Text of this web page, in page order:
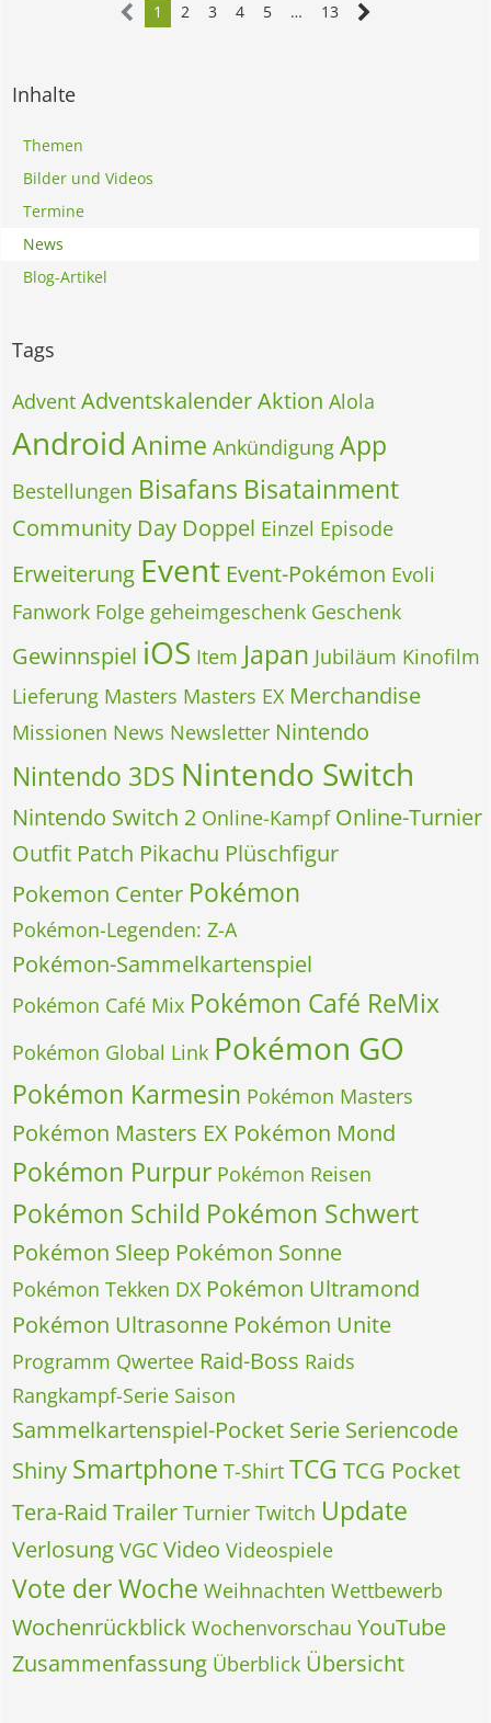
1 2 3 4 5 … 13
Inhalte
Themen
Bilder und Videos
Termine
News
Blog-Artikel
Tags
Advent AdventskalenderAktion Alola
Android Anime Ankündigung App
Bestellungen Bisafans Bisatainment
Community Day Doppel Einzel Episode
Erweiterung Event Event-Pokémon Evoli
Fanwork Folge geheimgeschenk Geschenk
Gewinnspiel iOS Item Japan Jubiläum Kinofilm
Lieferung Masters Masters EX Merchandise
Missionen News Newsletter Nintendo
Nintendo 3DS Nintendo Switch
Nintendo Switch 2 Online-Kampf Online-Turnier
Outfit Patch Pikachu Plüschfigur
Pokemon Center Pokémon
Pokémon-Legenden: Z-A
Pokémon-Sammelkartenspiel
Pokémon Café Mix Pokémon Café ReMix
Pokémon Global Link Pokémon GO
Pokémon Karmesin Pokémon Masters
Pokémon Masters EX Pokémon Mond
Pokémon Purpur Pokémon Reisen
Pokémon Schild Pokémon Schwert
Pokémon Sleep Pokémon Sonne
Pokémon Tekken DX Pokémon Ultramond
Pokémon Ultrasonne Pokémon Unite
Programm Qwertee Raid-Boss Raids
Rangkampf-Serie Saison
Sammelkartenspiel-Pocket Serie Seriencode
Shiny Smartphone T-Shirt TCG TCG Pocket
Tera-Raid Trailer Turnier Twitch Update
Verlosung VGC Video Videospiele
Vote der Woche Weihnachten Wettbewerb
Wochenrückblick Wochenvorschau YouTube
Zusammenfassung Überblick Übersicht